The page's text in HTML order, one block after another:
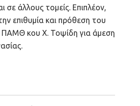
σε άλλους τομείς. Επιπλέον,
επιθυμία και πρόθεση του
ΠΑΜΘ κου Χ. Τοψίδη για άμεση